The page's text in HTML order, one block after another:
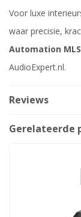
Voor luxe
waar precisie,
Automation MLS
AudioExpert.nl.
Reviews
Gerelateerde